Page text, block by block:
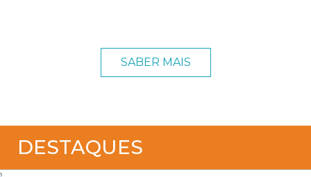
SABER MAIS
DESTAQUES